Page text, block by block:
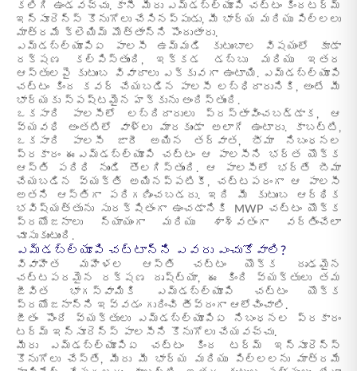
కలిగి ఉండవచ్చు. కానీ మీరు ఎమ్‌డబ్ల్యూపి చట్టం కిందటర్మ్
ఇన్సూరెన్స్ కొనుగోలు చేసినప్పుడు, మీ భార్య మరియు పిల్లలు
మాత్రమే క్లెయిమ్ మొత్తాన్ని పొందుతారు.
ఎమ్‌డబ్ల్యూపిఏ పాలసీ ఉమ్మడి కుటుంబాల విషయంలో కూడా
రక్షణ కల్పిస్తుంది, ఇక్కడ డబ్బు మరియు ఇతర
ఆస్తులపై కుటుంబ వివాదాలు ఎక్కువగా ఉంటాయి. ఎమ్‌డబ్ల్యూపి
చట్టం కింద కవర్ చేయబడిన పాలసీ లబ్ధిదారునికి, అంటే మీ
భార్యకు స్పష్టమైన హక్కును అందిస్తుంది.
ఒకసారి పాలసీలో లబ్దిదారులు ప్రస్తావించబడ్డాక, ఆ
వ్యవధి అంతటిలో వాళ్లు మారకుండా అలాగే ఉంటారు. కాబట్టి,
ఒకసారి పాలసీ జారీ అయిన తర్వాత, భీమా నిబంధనల
ప్రకారం ఈఎమ్‌డబ్ల్యూపి చట్టం ఆ పాలసీని భర్త యొక్క
ఆస్తి పరిధి నుండి తొలగిస్తుంది. ఆ పాలసీలో భర్తే బీమా
చేయబడిన వ్యక్తి అయినప్పటికీ, చట్టపరంగా ఆ పాలసీ
అతని ఆస్తిగా పరిగణించబడదు. ఇది మీ కుటుంబ ఆర్థిక
భవిష్యత్తును సురక్షితంగా ఉంచడానికి MWP చట్టం యొక్క
ప్రయోజనాలు న్యాయంగా మరియు శాశ్వతంగా వర్తించేలా
చూసుకుంటుంది.
ఎమ్‌డబ్ల్యూపి చట్టాన్ని ఎవరు ఎంచుకోవాలి?
వివాహిత మహిళల ఆస్తి చట్టం యొక్క దృఢమైన
చట్టపరమైన రక్షణ దృష్ట్యా, ఈ కింది వ్యక్తులు తమ
జీవిత భాగస్వామికి ఎమ్‌డబ్ల్యూపి చట్టం యొక్క
ప్రయోజనాన్ని ఇవ్వడం గురించి తీవ్రంగా ఆలోచించాలి.
జీతం పొందే వ్యక్తులు ఎమ్‌డబ్ల్యూపిఏ నిబంధనల ప్రకారం
టర్మ్ ఇన్సూరెన్స్ పాలసీని కొనుగోలు చేయవచ్చు.
మీరు ఎమ్‌డబ్ల్యూపిఏ చట్టం కింద టర్మ్ ఇన్సూరెన్స్
కొనుగోలు చేస్తే, మీరు మీ భార్య మరియు పిల్లలను మాత్రమే